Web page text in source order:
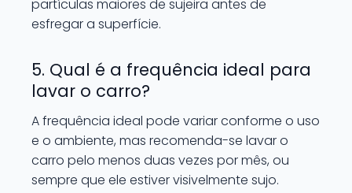
partículas maiores de sujeira antes de
esfregar a superfície.
5. Qual é a frequência ideal para
lavar o carro?
A frequência ideal pode variar conforme o uso
e o ambiente, mas recomenda-se lavar o
carro pelo menos duas vezes por mês, ou
sempre que ele estiver visivelmente sujo.